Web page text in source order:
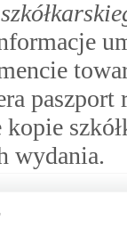
paszport
wydania.